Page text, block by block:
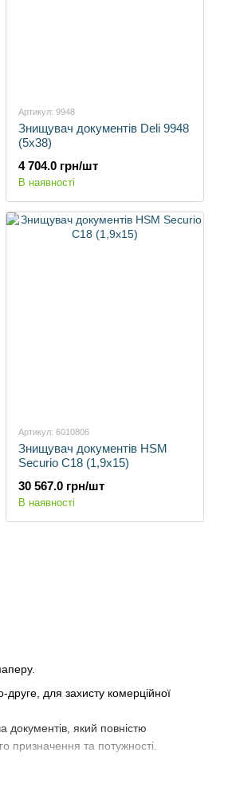
для захисту комерційної
документів, який повністю
призначення та потужності.
Артикул: 9948
Знищувач документів Deli 9948
(5х38)
4 704.0 грн/шт
В наявності
Артикул: 6010806
Знищувач документів HSM
Securio С18 (1,9х15)
30 567.0 грн/шт
В наявності